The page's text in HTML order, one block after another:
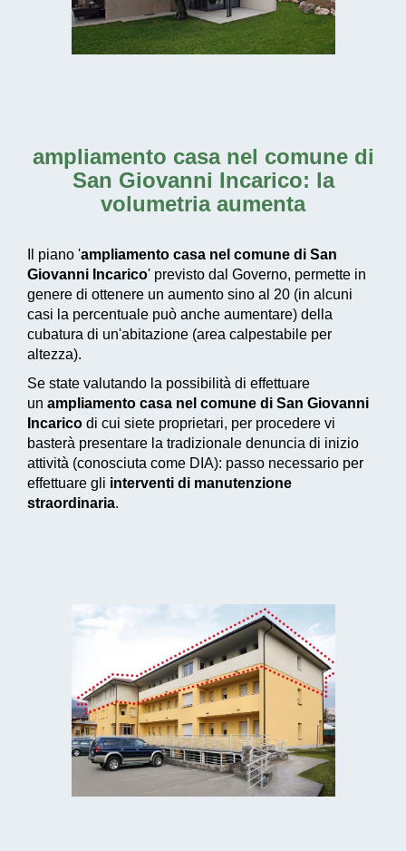
ampliamento casa nel comune di
San Giovanni Incarico: la
volumetria aumenta
Il piano 'ampliamento casa nel comune di San
Giovanni Incarico' previsto dal Governo, permette in
genere di ottenere un aumento sino al 20 (in alcuni
casi la percentuale può anche aumentare) della
cubatura di un'abitazione (area calpestabile per
altezza).
Se state valutando la possibilità di effettuare
un ampliamento casa nel comune di San Giovanni
Incarico di cui siete proprietari, per procedere vi
basterà presentare la tradizionale denuncia di inizio
attività (conosciuta come DIA): passo necessario per
effettuare gli interventi di manutenzione
straordinaria.